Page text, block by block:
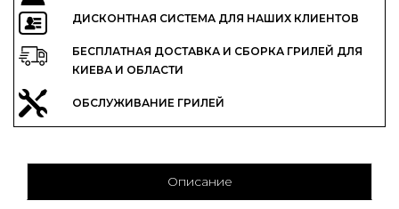
ДИСКОНТНАЯ СИСТЕМА ДЛЯ НАШИХ КЛИЕНТОВ
БЕСПЛАТНАЯ ДОСТАВКА И СБОРКА ГРИЛЕЙ ДЛЯ
КИЕВА И ОБЛАСТИ
ОБСЛУЖИВАНИЕ ГРИЛЕЙ
Описание